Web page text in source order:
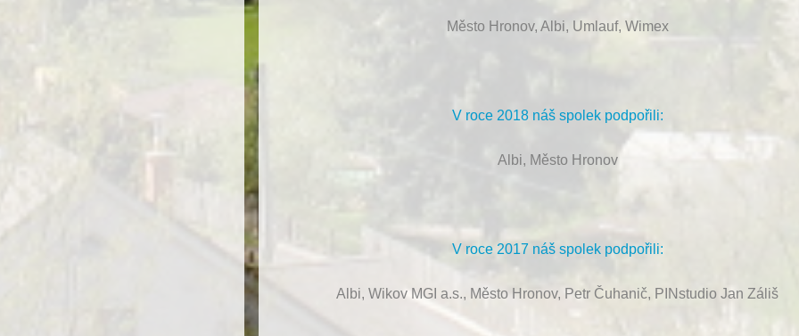
Město Hronov, Albi, Umlauf, Wimex
V roce 2018 náš spolek podpořili:
Albi, Město Hronov
V roce 2017 náš spolek podpořili:
Albi, Wikov MGI a.s., Město Hronov, Petr Čuhanič, PINstudio Jan Záliš